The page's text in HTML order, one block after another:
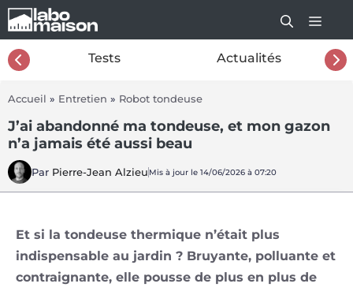
Aller
au
contenu
Tests Actualités
Accueil » Entretien » Robot tondeuse
J’ai abandonné ma tondeuse, et mon gazon
n’a jamais été aussi beau
Par Pierre-Jean Alzieu Mis à jour le 14/06/2026 à 07:20
Et si la tondeuse thermique n’était plus
indispensable au jardin ? Bruyante, polluante et
contraignante, elle pousse de plus en plus de